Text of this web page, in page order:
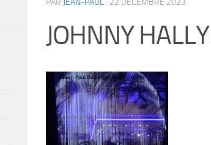
PAR JEAN-PAUL · 22 DÉCEMBRE 2023
JOHNNY